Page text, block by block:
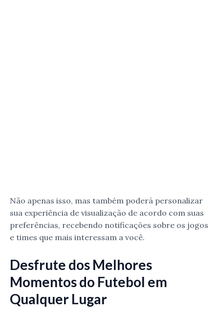
Não apenas isso, mas também poderá personalizar
sua experiência de visualização de acordo com suas
preferências, recebendo notificações sobre os jogos
e times que mais interessam a você.
Desfrute dos Melhores
Momentos do Futebol em
Qualquer Lugar